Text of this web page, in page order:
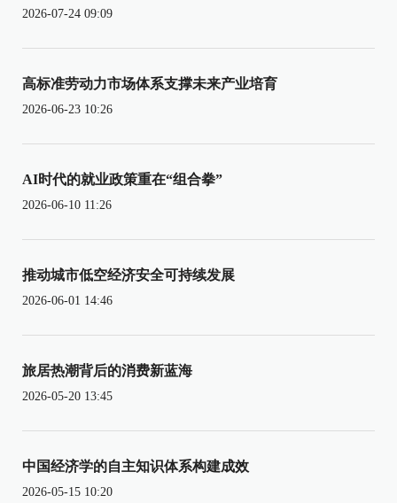
2026-07-24 09:09
高标准劳动力市场体系支撑未来产业培育
2026-06-23 10:26
AI时代的就业政策重在“组合拳”
2026-06-10 11:26
推动城市低空经济安全可持续发展
2026-06-01 14:46
旅居热潮背后的消费新蓝海
2026-05-20 13:45
中国经济学的自主知识体系构建成效
2026-05-15 10:20